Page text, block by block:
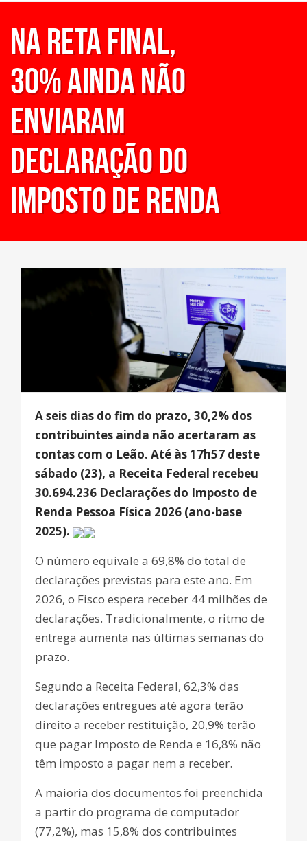
Na reta final,
30% ainda não
enviaram
declaração do
Imposto de Renda
A seis dias do fim do prazo, 30,2% dos
contribuintes ainda não acertaram as
contas com o Leão. Até às 17h57 deste
sábado (23), a Receita Federal recebeu
30.694.236 Declarações do Imposto de
Renda Pessoa Física 2026 (ano-base
2025).
O número equivale a 69,8% do total de
declarações previstas para este ano. Em
2026, o Fisco espera receber 44 milhões de
declarações. Tradicionalmente, o ritmo de
entrega aumenta nas últimas semanas do
prazo.
Segundo a Receita Federal, 62,3% das
declarações entregues até agora terão
direito a receber restituição, 20,9% terão
que pagar Imposto de Renda e 16,8% não
têm imposto a pagar nem a receber.
A maioria dos documentos foi preenchida
a partir do programa de computador
(77,2%), mas 15,8% dos contribuintes